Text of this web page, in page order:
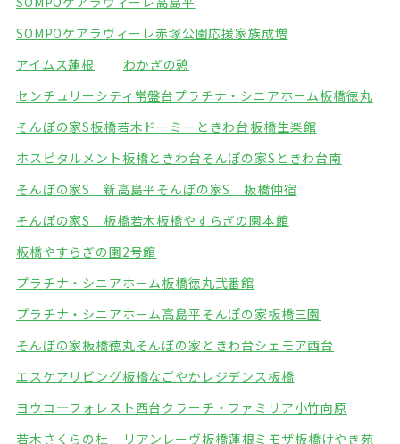
SOMPOケアラヴィーレ赤塚公園応援家族成増
アイムス蓮根
わかぎの憩
センチュリーシティ常盤台プラチナ・シニアホーム板橋徳丸
そんぽの家S板橋若木 ドーミーときわ台板橋生楽館
ホスピタルメント板橋ときわ台そんぽの家Sときわ台南
そんぽの家S 新高島平そんぽの家S 板橋仲宿
そんぽの家S 板橋若木板橋やすらぎの園本館
板橋やすらぎの園2号館
プラチナ・シニアホーム板橋徳丸弐番館
プラチナ・シニアホーム高島平そんぽの家板橋三園
そんぽの家板橋徳丸そんぽの家ときわ台シェモア西台
エスケアリビング板橋なごやかレジデンス板橋
ヨウコ―フォレスト西台クラーチ・ファミリア小竹向原
若木さくらの杜
リアンレーヴ板橋蓮根ミモザ板橋けやき苑